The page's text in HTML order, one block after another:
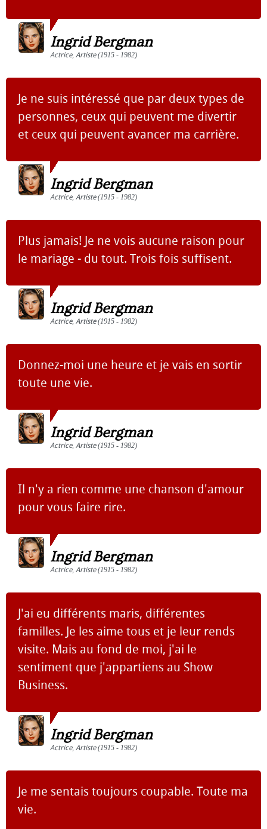
Ingrid Bergman
Actrice, Artiste(1915 - 1982)
Je ne suis intéressé que par deux types de
personnes, ceux qui peuvent me divertir
et ceux qui peuvent avancer ma carrière.
Ingrid Bergman
Actrice, Artiste(1915 - 1982)
Plus jamais! Je ne vois aucune raison pour
le mariage - du tout. Trois fois suffisent.
Ingrid Bergman
Actrice, Artiste(1915 - 1982)
Donnez-moi une heure et je vais en sortir
toute une vie.
Ingrid Bergman
Actrice, Artiste(1915 - 1982)
Il n'y a rien comme une chanson d'amour
pour vous faire rire.
Ingrid Bergman
Actrice, Artiste(1915 - 1982)
J'ai eu différents maris, différentes
familles. Je les aime tous et je leur rends
visite. Mais au fond de moi, j'ai le
sentiment que j'appartiens au Show
Business.
Ingrid Bergman
Actrice, Artiste(1915 - 1982)
Je me sentais toujours coupable. Toute ma
vie.